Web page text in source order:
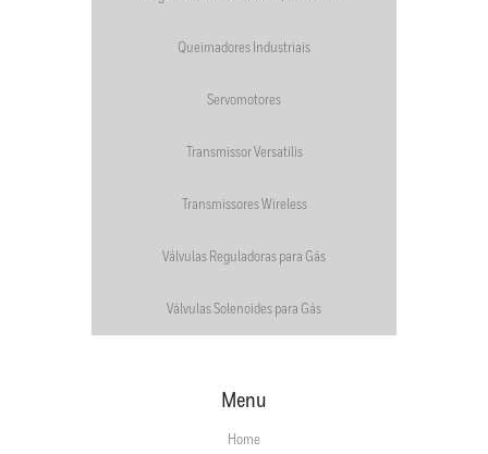
Queimadores Industriais
Servomotores
Transmissor Versatilis
Transmissores Wireless
Válvulas Reguladoras para Gás
Válvulas Solenoides para Gás
Menu
Home